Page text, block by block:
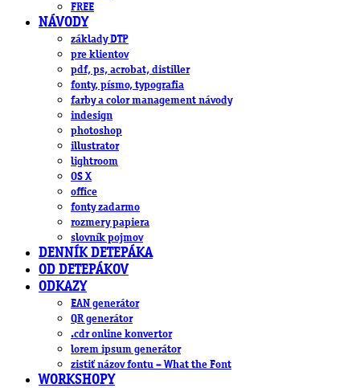
FREE
NÁVODY
základy DTP
pre klientov
pdf, ps, acrobat, distiller
fonty, písmo, typografia
farby a color management návody
indesign
photoshop
illustrator
lightroom
OS X
office
fonty zadarmo
rozmery papiera
slovník pojmov
DENNÍK DETEPÁKA
OD DETEPÁKOV
ODKAZY
EAN generátor
QR generátor
.cdr online konvertor
lorem ipsum generátor
zistiť názov fontu – What the Font
WORKSHOPY